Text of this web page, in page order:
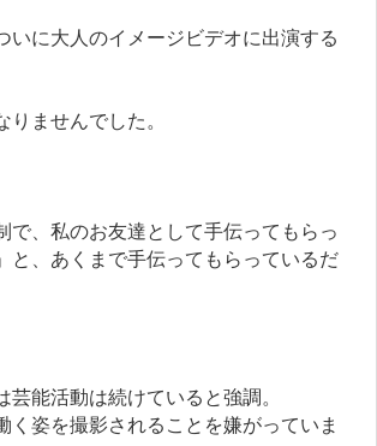
いに大人のイメージビデオに出演する
ませんでした。
で、私のお友達として手伝ってもらっ
と、あくまで手伝ってもらっているだ
能活動は続けていると強調。
く姿を撮影されることを嫌がっていま